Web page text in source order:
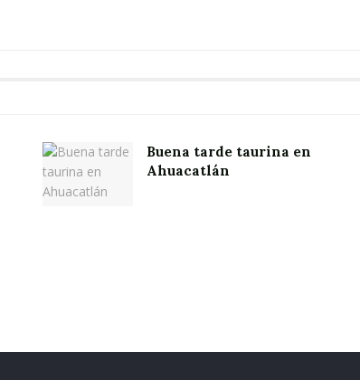
Buena tarde taurina en
Ahuacatlán